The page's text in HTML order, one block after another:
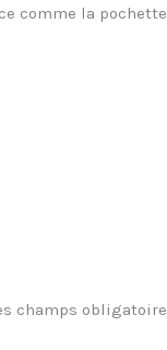
comme la
champs